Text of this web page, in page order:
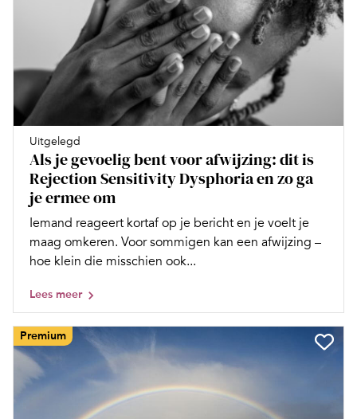
Uitgelegd
Als je gevoelig bent voor afwijzing: dit is
Rejection Sensitivity Dysphoria en zo ga
je ermee om
Iemand reageert kortaf op je bericht en je voelt je
maag omkeren. Voor sommigen kan een afwijzing –
hoe klein die misschien ook...
Lees meer
Premium